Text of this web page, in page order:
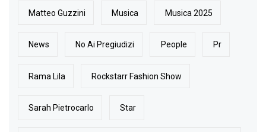
Matteo Guzzini Musica Musica 2025
News No Ai Pregiudizi People Pr
Rama Lila Rockstarr Fashion Show
Sarah Pietrocarlo Star